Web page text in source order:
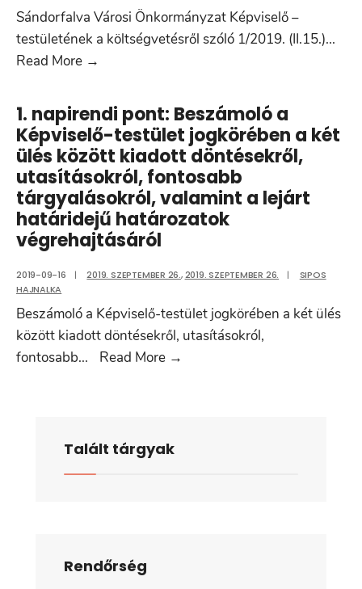
október
13.
szeptember
12.
közötti
időszakban
Sándorfalva Városi Önkormányzat Képviselő –
testületének a költségvetésről szóló 1/2019. (II.15.)...
Read More →
pont:
Sándorfalva
Városi
Önkormányzat
Képviselő
–
testületének
költségvetésről
1/2019.
(II.15.)
önkormányzati
1. napirendi pont: Beszámoló a
Képviselő-testület jogkörében a két
ülés között kiadott döntésekről,
utasításokról, fontosabb
tárgyalásokról, valamint a lejárt
határidejű határozatok
végrehajtásáról
2019-09-16 | 2019. SZEPTEMBER 26.,2019. SZEPTEMBER 26. |
SIPOS
HAJNALKA
Beszámoló a Képviselő-testület jogkörében a két ülés
között kiadott döntésekről, utasításokról,
fontosabb... Read More →
Talált tárgyak
Rendőrség